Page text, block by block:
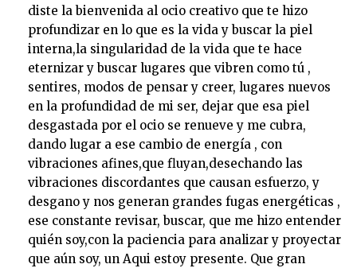
diste la bienvenida al ocio creativo que te hizo
profundizar en lo que es la vida y buscar la piel
interna,la singularidad de la vida que te hace
eternizar y buscar lugares que vibren como tú ,
sentires, modos de pensar y creer, lugares nuevos
en la profundidad de mi ser, dejar que esa piel
desgastada por el ocio se renueve y me cubra,
dando lugar a ese cambio de energía , con
vibraciones afines,que fluyan,desechando las
vibraciones discordantes que causan esfuerzo, y
desgano y nos generan grandes fugas energéticas ,
ese constante revisar, buscar, que me hizo entender
quién soy,con la paciencia para analizar y proyectar
que aún soy, un Aqui estoy presente. Que gran